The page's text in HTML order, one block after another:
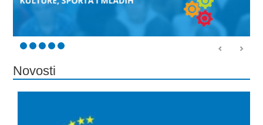
Novosti
DOKUMENTI
ARHIVISTIČKI ISPIT